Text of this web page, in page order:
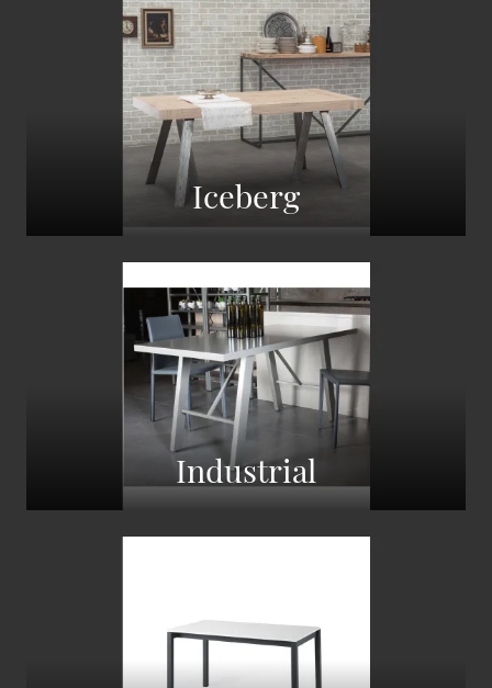
Iceberg
Industrial